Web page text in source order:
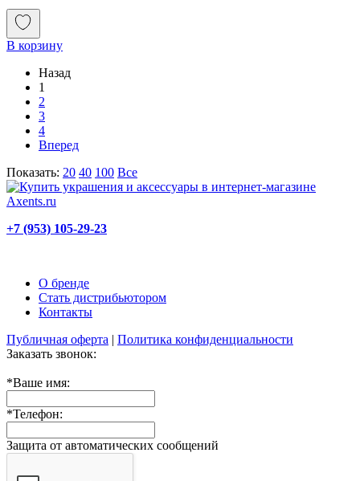
В корзину
Назад
1
2
3
4
Вперед
Показать: 20 40 100 Все
+7 (953) 105-29-23
О бренде
Стать дистрибьютором
Контакты
Публичная оферта | Политика конфиденциальности
Заказать звонок:
*Ваше имя:
*Телефон:
Защита от автоматических сообщений